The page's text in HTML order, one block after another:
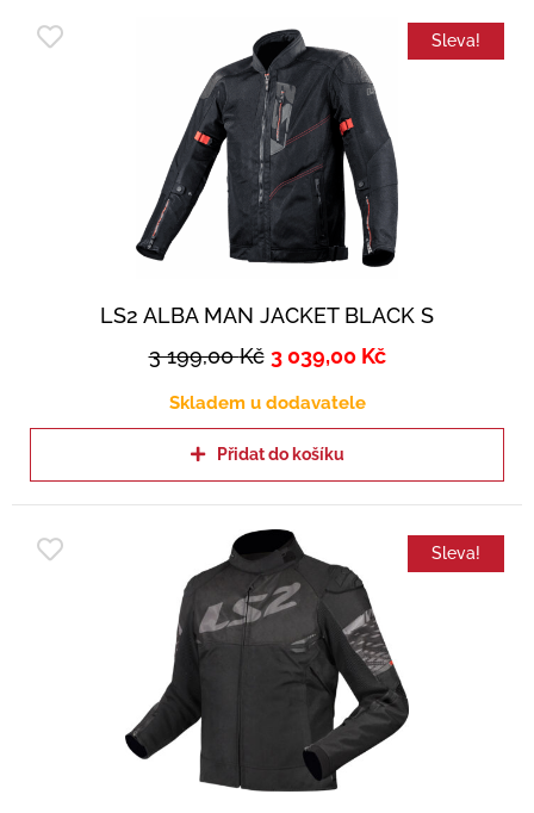
Sleva!
LS2 ALBA MAN JACKET BLACK S
3 199,00Kč 3 039,00 Kč
Skladem u dodavatele
Přidat do košíku
Sleva!